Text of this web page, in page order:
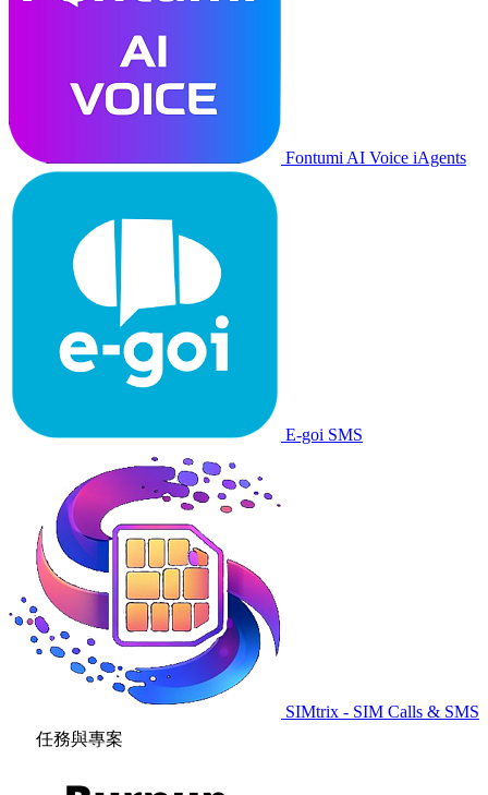
Fontumi AI Voice iAgents
E-goi SMS
SIMtrix - SIM Calls & SMS
任務與專案